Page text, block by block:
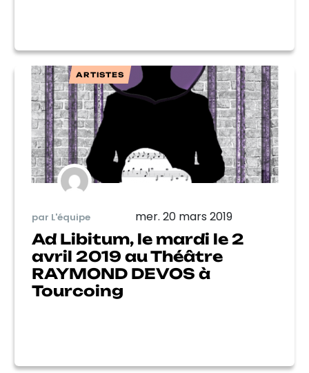
ARTISTES
par L'équipe mer. 20 mars 2019
Ad Libitum, le mardi le 2
avril 2019 au Théâtre
RAYMOND DEVOS à
Tourcoing